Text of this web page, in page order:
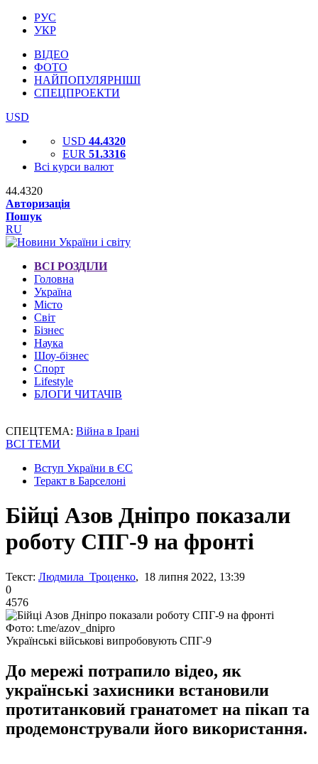
РУС
УКР
ВІДЕО
ФОТО
НАЙПОПУЛЯРНІШІ
СПЕЦПРОЕКТИ
USD
USD 44.4320
EUR 51.3316
Всі курси валют
44.4320
Авторизація
Пошук
RU
ВСІ РОЗДІЛИ
Головна
Україна
Місто
Світ
Бізнес
Наука
Шоу-бізнес
Спорт
Lifestyle
БЛОГИ ЧИТАЧІВ
СПЕЦТЕМА: Війна в Ірані
ВСІ ТЕМИ
Вступ України в ЄС
Теракт в Барселоні
Бійці Азов Дніпро показали
роботу СПГ-9 на фронті
Текст: Людмила Троценко, 18 липня 2022, 13:39
0
4576
Фото: t.me/azov_dnipro
Українські військові випробовують СПГ-9
До мережі потрапило відео, як
українські захисники встановили
протитанковий гранатомет на пікап та
продемонстрували його використання.